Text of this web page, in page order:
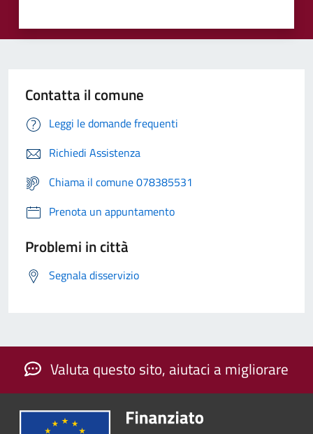
Contatta il comune
Leggi le domande frequenti
Richiedi Assistenza
Chiama il comune 078385531
Prenota un appuntamento
Problemi in città
Segnala disservizio
Valuta questo sito, aiutaci a migliorare